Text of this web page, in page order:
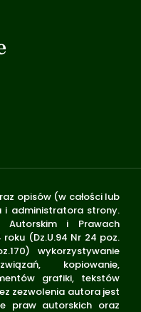
opisów (w całości lub
i administratora strony.
i Prawach
(Dz.U.94 Nr 24 poz.
wykorzystywanie
kopiowanie,
grafiki, tekstów
zezwolenia autora jest
praw autorskich oraz